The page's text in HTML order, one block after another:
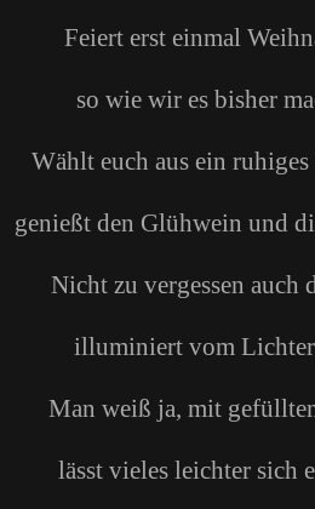
Feiert erst einmal
so wie wir es bisher
Wählt euch aus ein ruhiges
genießt den Glühwein und
Nicht zu vergessen auch
illuminiert vom
Man weiß ja, mit
lässt vieles leichter sich